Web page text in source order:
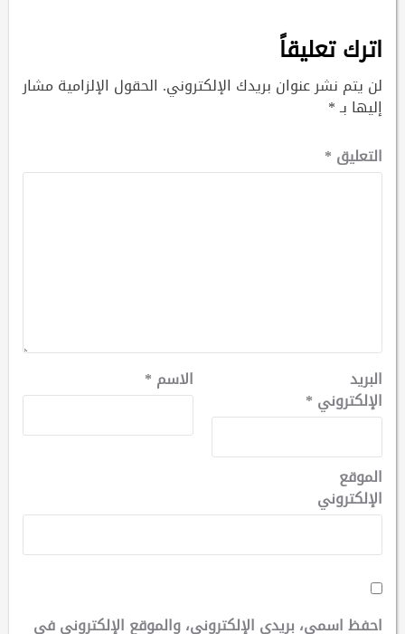
اترك تعليقاً
لن يتم نشر عنوان بريدك الإلكتروني. الحقول الإلزامية مشار
إليها بـ*
التعليق *
الاسم * البريد
الإلكتروني *
الموقع
الإلكتروني
احفظ اسمي، بريدي الإلكتروني، والموقع الإلكتروني في